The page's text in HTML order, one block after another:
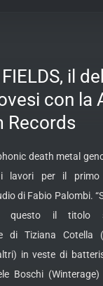
il
con la
Records
death metal
lavori per il primo
di Fabio Palombi.
questo il titolo
di Tiziana Cotella
in veste di
Boschi